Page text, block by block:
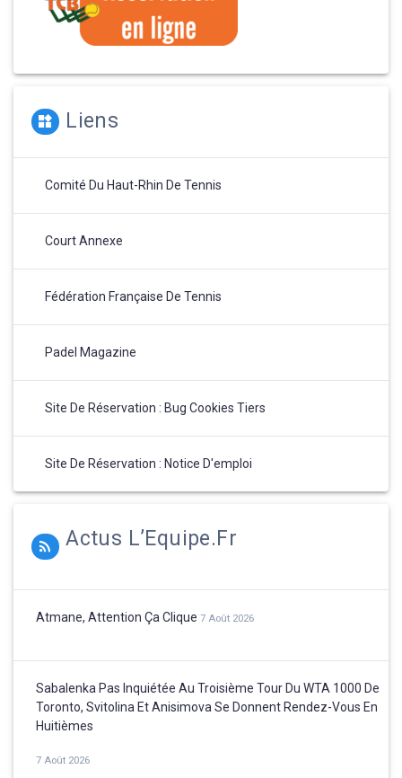
Liens
Comité Du Haut-Rhin De Tennis
Court Annexe
Fédération Française De Tennis
Padel Magazine
Site De Réservation : Bug Cookies Tiers
Site De Réservation : Notice D'emploi
Actus L’Equipe.fr
Atmane, Attention Ça Clique 7 Août 2026
Sabalenka Pas Inquiétée Au Troisième Tour Du WTA 1000 De
Toronto, Svitolina Et Anisimova Se Donnent Rendez-Vous En
Huitièmes
7 Août 2026